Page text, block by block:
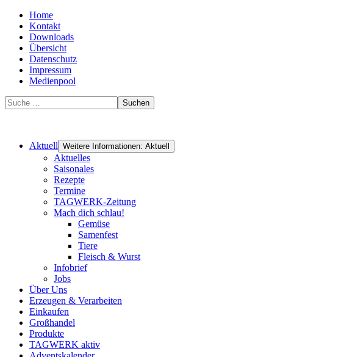
Home
Kontakt
Downloads
Übersicht
Datenschutz
Impressum
Medienpool
Suchen
Aktuell Weitere Informationen: Aktuell
Aktuelles
Saisonales
Rezepte
Termine
TAGWERK-Zeitung
Mach dich schlau!
Gemüse
Samenfest
Tiere
Fleisch & Wurst
Infobrief
Jobs
Über Uns
Erzeugen & Verarbeiten
Einkaufen
Großhandel
Produkte
TAGWERK aktiv